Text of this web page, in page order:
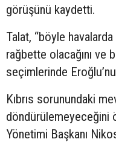
görüşünü kaydetti.
Talat, “böyle
rağbette olacağını ve
seçimlerinde
Kıbrıs sorunundaki
döndürülemeyeceğini
Yönetimi Başkanı